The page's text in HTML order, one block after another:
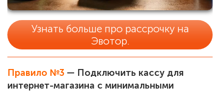
Узнать больше про рассрочку на
Эвотор.
Правило №3 — Подключить кассу для
интернет-магазина с минимальными